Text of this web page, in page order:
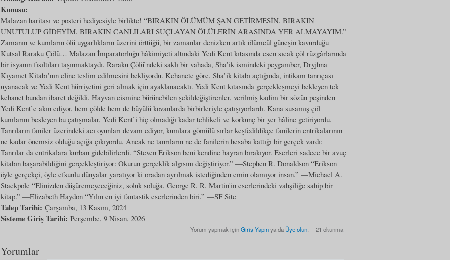
Konusu:
Malazan haritası ve posteri hediyesiyle birlikte! “BIRAKIN ÖLÜMÜM ŞAN GETİRMESİN. BIRAKIN
UNUTULUP GİDEYİM. BIRAKIN CANLILARI SUÇLAYAN ÖLÜLERİN ARASINDA YER ALMAYAYIM.”
Zamanın ve kumların ölü uygarlıkların üzerini örttüğü, bir zamanlar denizken artık ölümcül güneşin kavurduğu
Kutsal Raraku Çölü… Malazan İmparatorluğu hâkimiyeti altındaki Yedi Kent kıtasında esen sıcak çöl rüzgârlarında
bir isyanın fısıltıları taşınmaktaydı. Raraku Çölü’ndeki saklı bir vahada, Sha’ik ismindeki peygamber, Dryjhna
Kıyamet Kitabı’nın eline teslim edilmesini bekliyordu. Kehanete göre, Sha’ik kitabı açtığında, intikam tanrıçası
uyanacak ve Yedi Kent hürriyetini geri almak için ayaklanacaktı. Yedi Kent kıtasında gerçekleşmeyi bekleyen tek
kehanet bundan ibaret değildi. Hayvan cismine bürünebilen şekildeğiştirenler, verilmiş kadim bir sözün peşinden
Yedi Kent’e akın ediyor, hem çölde hem de büyülü kovanlarda birbirleriyle çatışıyorlardı. Kana susamış çöl
kumlarını besleyen bu çatışmalar, Yedi Kent’i hiç olmadığı kadar tehlikeli ve korkunç bir yer hâline getiriyordu.
Tanrıların faniler üzerindeki acı oyunları devam ediyor, kumlara gömülü sırlar keşfedildikçe fanilerin entrikalarının
ne kadar önemsiz olduğu açığa çıkıyordu. Ancak ne tanrıların ne de fanilerin hesaba kattığı bir gerçek vardı:
Tanrılar da entrikalara kurban gidebilirlerdi. “Steven Erikson beni kendine hayran bırakıyor. Eserleri sadece bir avuç
kitabın başarabildiğini gerçekleştiriyor: Okurun gerçeklik algısını değiştiriyor.” —Stephen R. Donaldson “Erikson
öyle gerçekçi, öyle efsunlu dünyalar yaratıyor ki oradan ayrılmak istediğinden emin olamıyor insan.” —Michael A.
Stackpole “Elinizden düşüremeyeceğiniz, soluk soluğa, George R. R. Martin'in eserlerindeki vahşiliğe sahip bir
kitap.” —Elizabeth Haydon “Yılın en iyi fantastik eserlerinden biri.” —SF Site
Talep Tarihi: Çarşamba, 13 Kasım, 2024
Sisteme Giriş Tarihi: Perşembe, 9 Nisan, 2026
Yorum yapmak içinGiriş Yapınya da Üye olun. 21 okunma
Yorumlar